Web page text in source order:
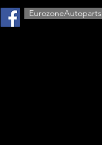
EurozoneAutoparts